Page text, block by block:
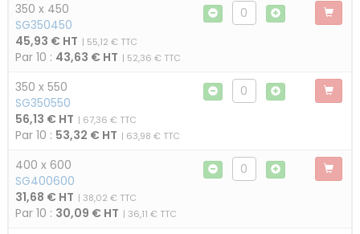
350 x 450
SG350450
45,93 € HT | 55,12 € TTC
Par 10 : 43,63 € HT | 52,36 € TTC
350 x 550
SG350550
56,13 € HT | 67,36 € TTC
Par 10 : 53,32 € HT | 63,98 € TTC
400 x 600
SG400600
31,68 € HT | 38,02 € TTC
Par 10 : 30,09 € HT | 36,11 € TTC